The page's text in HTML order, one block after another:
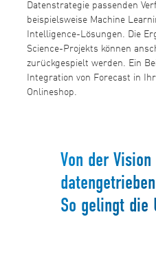
Datenstrategie passenden
beispielsweise Machine
Intelligence-Lösungen. Die
Science-Projekts können
zurückgespielt werden. Ein
Integration von Forecast in
Onlineshop.
Von der Vision
So gelingt die